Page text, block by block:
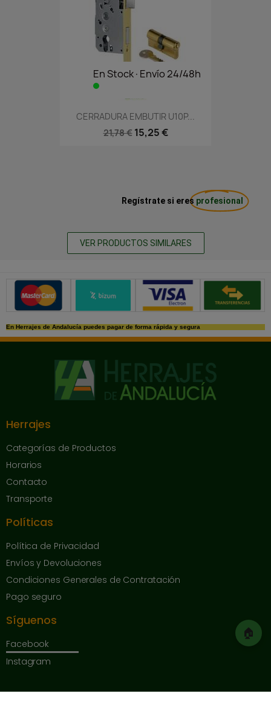
🏠
En Stock·Envío 24/48h
CERRADURA EMBUTIR U10P...
21,78 € 15,25 €
Regístrate si eres profesional
VER PRODUCTOS SIMILARES
Métodos de pago seguros
En Herrajes de Andalucía puedes pagar de forma rápida y segura
Herrajes
Categorías de Productos
Horarios
Contacto
Transporte
Políticas
Política de Privacidad
Envíos y Devoluciones
Condiciones Generales de Contratación
Pago seguro
Síguenos
Facebook
Instagram